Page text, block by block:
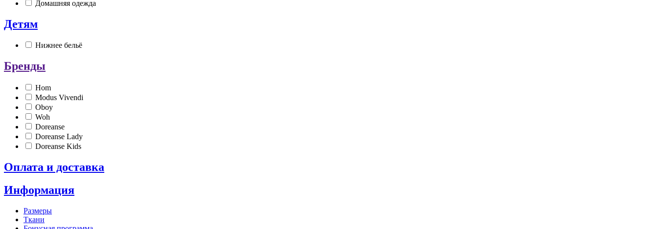
Домашняя одежда
Детям
Нижнее бельё
Бренды
Hom
Modus Vivendi
Oboy
Woh
Doreanse
Doreanse Lady
Doreanse Kids
Оплата и доставка
Информация
Размеры
Ткани